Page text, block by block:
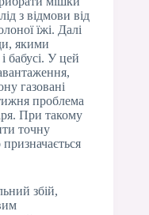
з відмови від
їжі. Далі
якими
бабусі. У цей
газовані
проблема
При такому
точну
збій,